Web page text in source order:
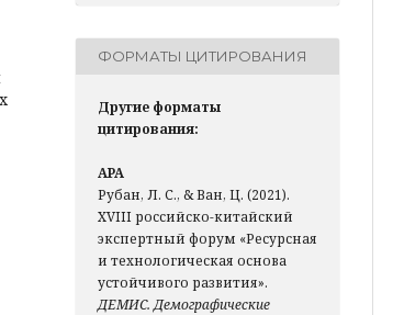
ФОРМАТЫ ЦИТИРОВАНИЯ
Другие форматы
цитирования:
APA
Рубан, Л. С., & Ван, Ц. (2021).
XVIII российско-китайский
экспертный форум «Ресурсная
и технологическая основа
устойчивого развития».
ДЕМИС. Демографические